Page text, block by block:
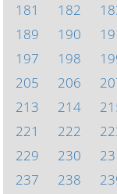
181
182
189
190
197
198
205
206
213
214
221
222
229
230
237
238